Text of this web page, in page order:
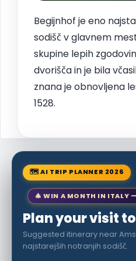
Begijnhof je eno
sodišč v glavnem
skupine lepih
dvorišča in je bila
znana je obnovljena
1528.
🗺 AI TRIP PLANNER 2026
🎄 WIN A MONTH IN
Plan your visit
Suggested itinerary near
najstarejših notranjih sodišč.